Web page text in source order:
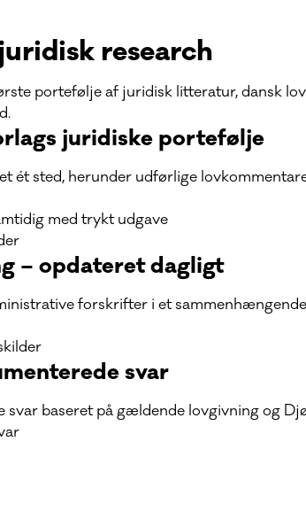
research
portefølje af juridisk litteratur, dansk
juridiske portefølje
ét sted, herunder udførlige
med trykt udgave
– opdateret dagligt
forskrifter i et
svar
svar baseret på gældende lovgivning og